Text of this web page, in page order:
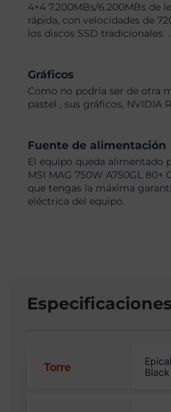
4×4 7.200MBs/6.200MBs de
rápida, con velocidades de
los discos SSD tradicionales. .
Gráficos
Como no podría ser de otra
pastel , sus gráficos, NVIDIA
Fuente de alimentación
El equipo queda alimentado
MSI MAG 750W A750GL 80+
que tengas la máxima
eléctrica del equipo.
Torre
Black